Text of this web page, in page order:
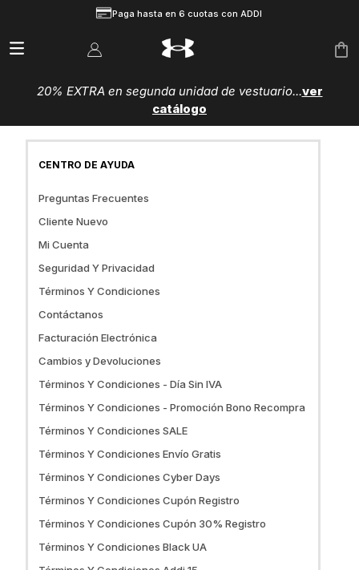
Paga hasta en 6 cuotas con ADDI
20% EXTRA en segunda unidad de vestuario...ver
catálogo
CENTRO DE AYUDA
Preguntas Frecuentes
¿Cómo Comprar En underarmour.com.co?
¿Cuáles Son Las Opciones De Despacho?
¿Puede Mi Orden Llegar En Diferentes Paquetes?
¿Cómo Se Donde Está Mi Orden?
¿Cuánto Se Demora En Llegar Mi Compra? ¿En Qué
No Es Lo Que Esperaba?
¿Cómo Puedo Pagar?
¿Los Productos Son Los Mismos Que Los De Las
Cliente Nuevo
Beneficios De Under Armour
Registrate
Mi Cuenta
¿Qué Puedo Hacer Desde Mi Cuenta?
Olvidé Mi Clave
Seguridad Y Privacidad
Compra Segura
Política De Privacidad
Términos Y Condiciones
Contáctanos
Facturación Electrónica
Cambios y Devoluciones
Términos Y Condiciones - Día Sin IVA
Términos Y Condiciones - Promoción Bono Recompra
Términos Y Condiciones SALE
Términos Y Condiciones Envío Gratis
Términos Y Condiciones Cyber Days
Términos Y Condiciones Cupón Registro
Términos Y Condiciones Cupón 30% Registro
Términos Y Condiciones Black UA